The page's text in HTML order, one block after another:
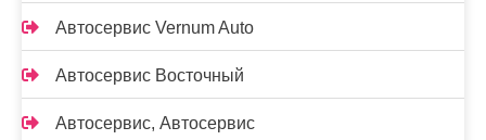
Автосервис Vernum Auto
Автосервис Восточный
Автосервис, Автосервис